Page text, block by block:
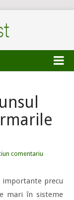
comentariu
precu
mari în sisteme